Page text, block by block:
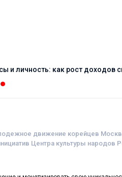
и личность: как рост доходов
движение корейцев
Центра культуры народов